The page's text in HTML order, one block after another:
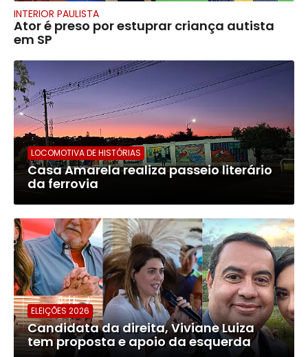
LOCOMOTIVA DE HISTÓRIAS
Casa Amarela realiza passeio literário
da ferrovia
ELEIÇÕES 2026
Candidata da direita, Viviane Luiza
tem proposta e apoio da esquerda
INTERIOR PAULISTA
Ator é preso por estuprar criança autista
em SP